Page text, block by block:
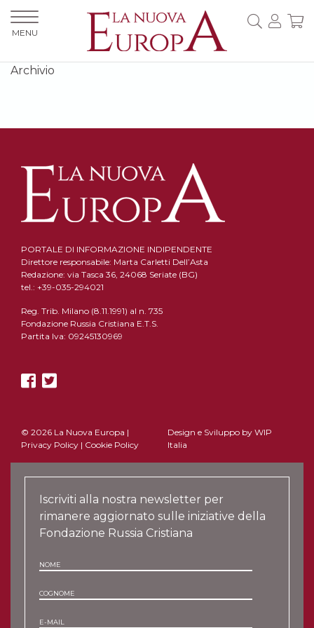
Archivio
PORTALE DI INFORMAZIONE INDIPENDENTE
Direttore responsabile: Marta Carletti Dell’Asta
Redazione: via Tasca 36, 24068 Seriate (BG)
tel.: +39-035-294021
Reg. Trib. Milano (8.11.1991) al n. 735
Fondazione Russia Cristiana E.T.S.
Partita Iva: 09245130969
© 2026 La Nuova Europa |
Privacy Policy | Cookie Policy
Design e Sviluppo by WIP
Italia
Iscriviti alla nostra newsletter per
rimanere aggiornato sulle iniziative della
Fondazione Russia Cristiana
NOME
COGNOME
E-MAIL
MENU